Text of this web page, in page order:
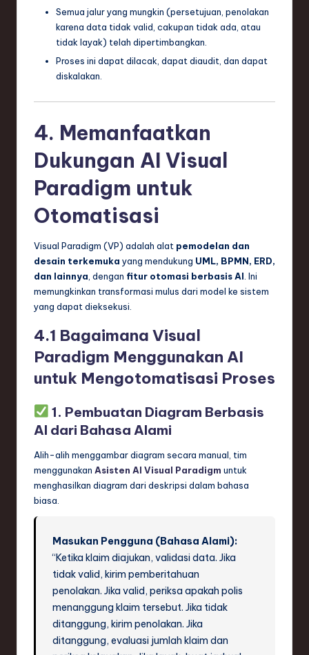
Semua jalur yang mungkin (persetujuan, penolakan
karena data tidak valid, cakupan tidak ada, atau
tidak layak) telah dipertimbangkan.
Proses ini dapat dilacak, dapat diaudit, dan dapat
diskalakan.
4. Memanfaatkan
Dukungan AI Visual
Paradigm untuk
Otomatisasi
Visual Paradigm (VP) adalah alat pemodelan dan
desain terkemuka yang mendukung UML, BPMN, ERD,
dan lainnya, dengan fitur otomasi berbasis AI. Ini
memungkinkan transformasi mulus dari model ke sistem
yang dapat dieksekusi.
4.1 Bagaimana Visual
Paradigm Menggunakan AI
untuk Mengotomatisasi Proses
1. Pembuatan Diagram Berbasis
AI dari Bahasa Alami
Alih-alih menggambar diagram secara manual, tim
menggunakan Asisten AI Visual Paradigm untuk
menghasilkan diagram dari deskripsi dalam bahasa
biasa.
Masukan Pengguna (Bahasa Alami):
“Ketika klaim diajukan, validasi data. Jika
tidak valid, kirim pemberitahuan
penolakan. Jika valid, periksa apakah polis
menanggung klaim tersebut. Jika tidak
ditanggung, kirim penolakan. Jika
ditanggung, evaluasi jumlah klaim dan